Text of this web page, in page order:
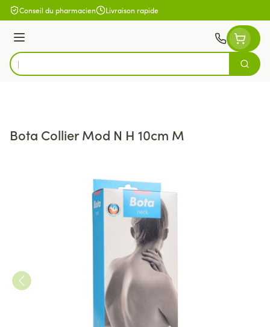
Aller au contenu
Conseil du pharmacien Livraison rapide
Menu
Rechercher
Bota Collier Mod N H 10cm M